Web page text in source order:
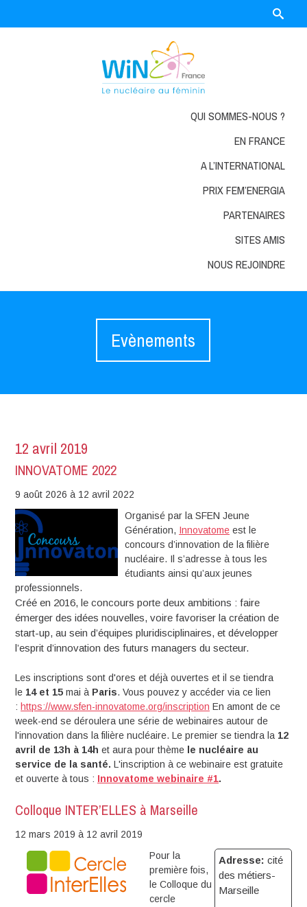
QUI SOMMES-NOUS ?
EN FRANCE
A L’INTERNATIONAL
PRIX FEM’ENERGIA
PARTENAIRES
SITES AMIS
NOUS REJOINDRE
Evènements
12 avril 2019
INNOVATOME 2022
9 août 2026 à 12 avril 2022
Organisé par la SFEN Jeune
Génération, Innovatome est le
concours d’innovation de la filière
nucléaire. Il s’adresse à tous les
étudiants ainsi qu’aux jeunes
professionnels.
Créé en 2016, le concours porte deux ambitions : faire
émerger des idées nouvelles, voire favoriser la création de
start-up, au sein d’équipes pluridisciplinaires, et développer
l’esprit d’innovation des futurs managers du secteur.
Les inscriptions sont d'ores et déjà ouvertes et il se tiendra
le 14 et 15 mai à Paris. Vous pouvez y accéder via ce lien
: https://www.sfen-innovatome.org/inscription En amont de ce
week-end se déroulera une série de webinaires autour de
l'innovation dans la filière nucléaire. Le premier se tiendra la 12
avril de 13h à 14h et aura pour thème le nucléaire au
service de la santé. L'inscription à ce webinaire est gratuite
et ouverte à tous : Innovatome webinaire #1.
Colloque INTER’ELLES à Marseille
12 mars 2019 à 12 avril 2019
Adresse: cité
des métiers-
Marseille
Pour la
première fois,
le Colloque du
cercle